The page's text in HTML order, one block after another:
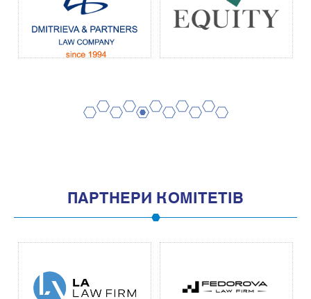
ПАРТНЕРИ КОМІТЕТІВ